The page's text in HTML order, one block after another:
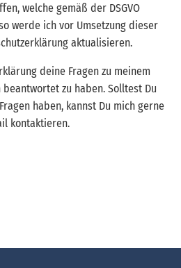
welche gemäß der DSGVO
werde ich vor Umsetzung dieser
aktualisieren.
deine Fragen zu meinem
zu haben. Solltest Du
haben, kannst Du mich gerne
kontaktieren.